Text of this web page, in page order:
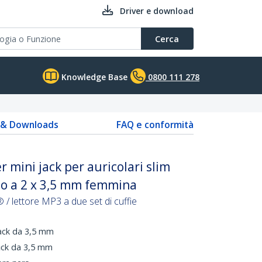
Driver e download
Cerca
Knowledge Base 0800 111 278
Downloads
FAQ e conformità
mini jack per auricolari slim
a 2 x 3,5 mm femmina
/ lettore MP3 a due set di cuffie
da 3,5 mm
da 3,5 mm